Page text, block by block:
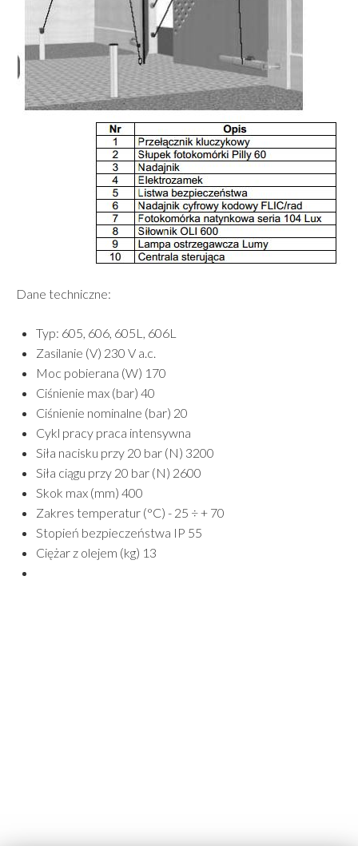
Dane techniczne:
Typ: 605, 606, 605L, 606L
Zasilanie (V) 230 V a.c.
Moc pobierana (W) 170
Ciśnienie max (bar) 40
Ciśnienie nominalne (bar) 20
Cykl pracy praca intensywna
Siła nacisku przy 20 bar (N) 3200
Siła ciągu przy 20 bar (N) 2600
Skok max (mm) 400
Zakres temperatur (°C) - 25 ÷ + 70
Stopień bezpieczeństwa IP 55
Ciężar z olejem (kg) 13